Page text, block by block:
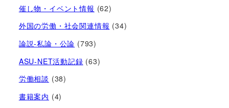
催し物・イベント情報 (62)
外国の労働・社会関連情報 (34)
論説-私論・公論 (793)
ASU-NET活動記録 (63)
労働相談 (38)
書籍案内 (4)